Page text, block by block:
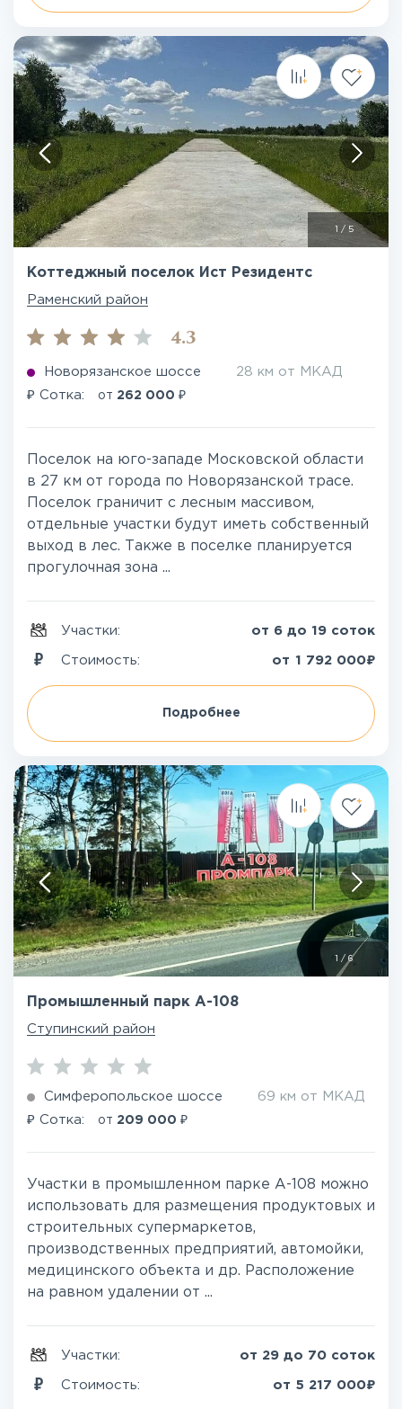
/ 5
Коттеджный поселок Ист Резидентс
Раменский район
4.3
Новорязанское шоссе 28 км от МКАД
₽ Сотка: от 262 000 ₽
Поселок на юго-западе Московской области
в 27 км от города по Новорязанской трасе.
Поселок граничит с лесным массивом,
отдельные участки будут иметь собственный
выход в лес. Также в поселке планируется
прогулочная зона ...
Участки: от 6 до 19 соток
Стоимость: от 1 792 000₽
Подробнее
/6
Промышленный парк А-108
Ступинский район
Симферопольское шоссе 69 км от МКАД
₽ Сотка: от 209 000 ₽
Участки в промышленном парке А-108 можно
использовать для размещения продуктовых и
строительных супермаркетов,
производственных предприятий, автомойки,
медицинского объекта и др. Расположение
на равном удалении от ...
Участки: от 29 до 70 соток
Стоимость: от 5 217 000₽